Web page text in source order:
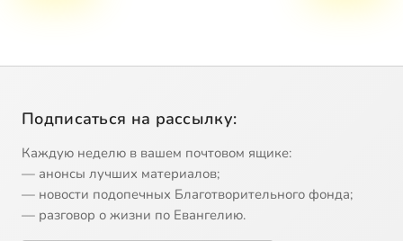
Подписаться на рассылку:
Каждую неделю в вашем почтовом ящике:
— анонсы лучших материалов;
— новости подопечных Благотворительного фонда;
— разговор о жизни по Евангелию.